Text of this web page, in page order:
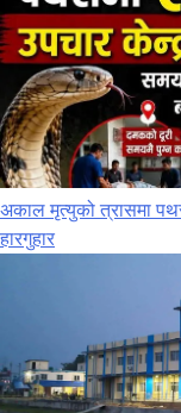
अकाल मृत्युको त्रासमा
हारगुहार